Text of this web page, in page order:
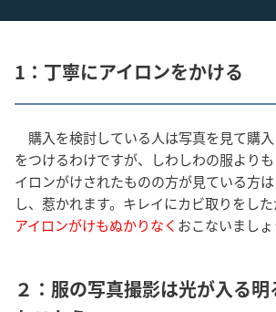
1：丁寧にアイロンをかける
購入を検討している人は写真を見て購
をつけるわけですが、しわしわの服より
イロンがけされたものの方が見ている方
し、惹かれます。キレイにカビ取りをし
アイロンがけもぬかりなく おこないましょ
２：服の写真撮影は光が入る